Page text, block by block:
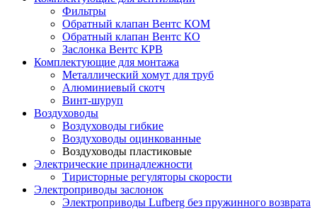
Фильтры
Обратный клапан Вентс КОМ
Обратный клапан Вентс КО
Заслонка Вентс КРВ
Комплектующие для монтажа
Металлический хомут для труб
Алюминиевый скотч
Винт-шуруп
Воздуховоды
Воздуховоды гибкие
Воздуховоды оцинкованные
Воздуховоды пластиковые
Электрические принадлежности
Тиристорные регуляторы скорости
Электроприводы заслонок
Электроприводы Lufberg без пружинного возврата